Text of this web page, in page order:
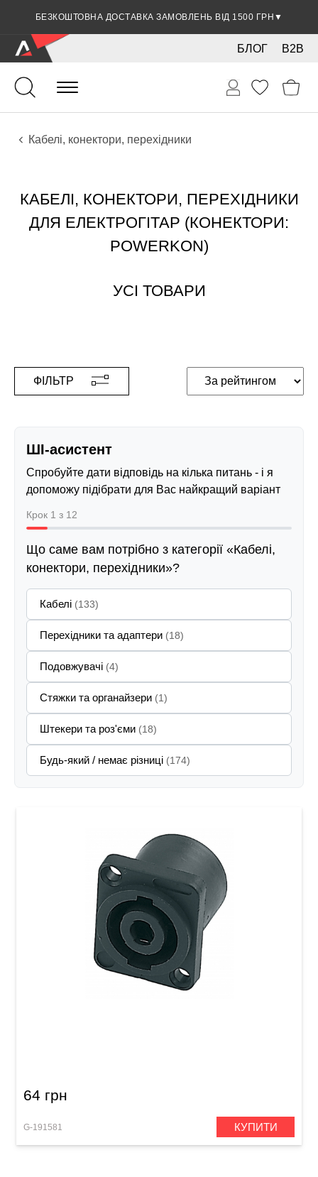
БЕЗКОШТОВНА ДОСТАВКА ЗАМОВЛЕНЬ ВІД 1500 ГРН ▼
B2B
БЛОГ
Гітари
Електро інструменти
Звукове обладнання
Кабелі, конектори, перехідники
КАБЕЛІ, КОНЕКТОРИ, ПЕРЕХІДНИКИ
ДЛЯ ЕЛЕКТРОГІТАР (КОНЕКТОРИ:
POWERKON)
УСІ ТОВАРИ
ФІЛЬТР
ШІ-асистент
Спробуйте дати відповідь на кілька питань - і я
допоможу підібрати для Вас найкращий варіант
Крок 1 з 12
Що саме вам потрібно з категорії «Кабелі,
конектори, перехідники»?
Кабелі (133)
Перехідники та адаптери (18)
Подовжувачі (4)
Стяжки та органайзери (1)
Штекери та роз'єми (18)
Будь-який / немає різниці (174)
64 грн
G-191581 КУПИТИ